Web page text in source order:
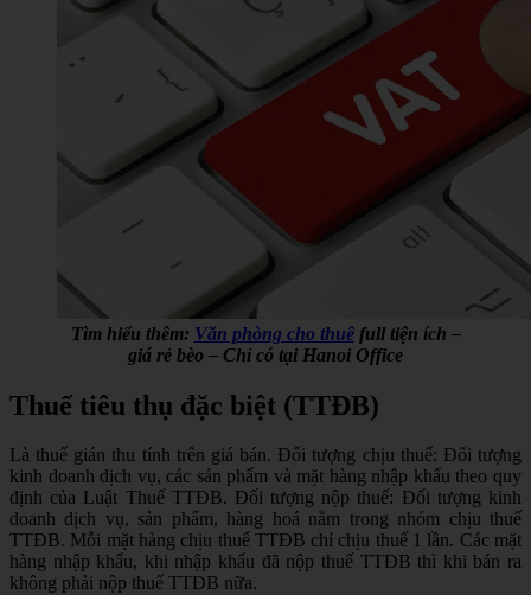
Tìm hiểu thêm: Văn phòng cho thuêfull tiện ích –
giá rẻ bèo – Chỉ có tại Hanoi Office
Thuế tiêu thụ đặc biệt (TTĐB)
Là thuế gián thu tính trên giá bán. Đối tượng chịu thuế: Đối tượng
kinh doanh dịch vụ, các sản phẩm và mặt hàng nhập khẩu theo quy
định của Luật Thuế TTĐB. Đối tượng nộp thuế: Đối tượng kinh
doanh dịch vụ, sản phẩm, hàng hoá nằm trong nhóm chịu thuế
TTĐB. Mỗi mặt hàng chịu thuế TTĐB chỉ chịu thuế 1 lần. Các mặt
hàng nhập khẩu, khi nhập khẩu đã nộp thuế TTĐB thì khi bán ra
không phải nộp thuế TTĐB nữa.